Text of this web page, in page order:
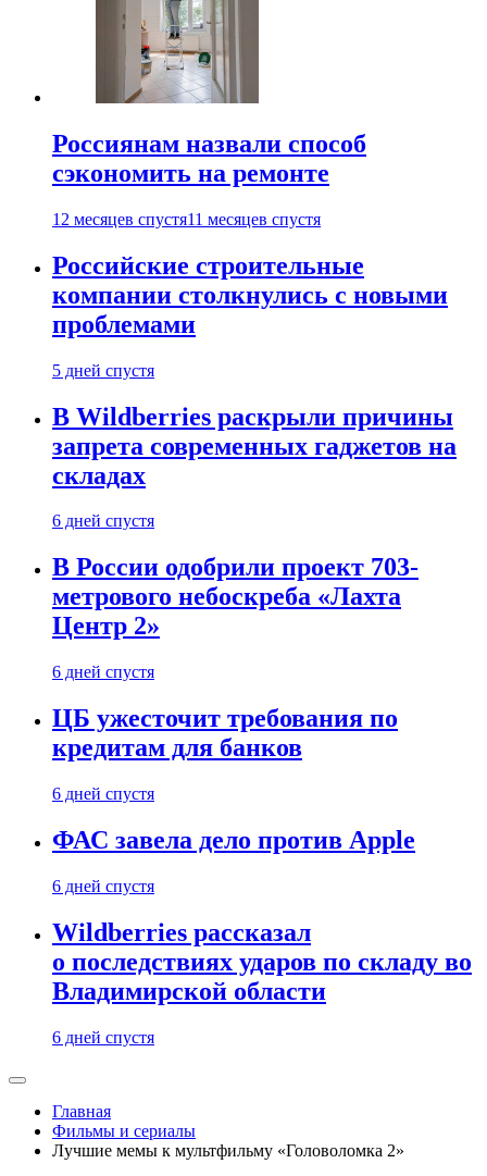
Россиянам назвали способ
сэкономить на ремонте
12 месяцев спустя11 месяцев спустя
Российские строительные
компании столкнулись с новыми
проблемами
5 дней спустя
В Wildberries раскрыли причины
запрета современных гаджетов на
складах
6 дней спустя
В России одобрили проект 703-
метрового небоскреба «Лахта
Центр 2»
6 дней спустя
ЦБ ужесточит требования по
кредитам для банков
6 дней спустя
ФАС завела дело против Apple
6 дней спустя
Wildberries рассказал
о последствиях ударов по складу во
Владимирской области
6 дней спустя
Главная
Фильмы и сериалы
Лучшие мемы к мультфильму «Головоломка 2»